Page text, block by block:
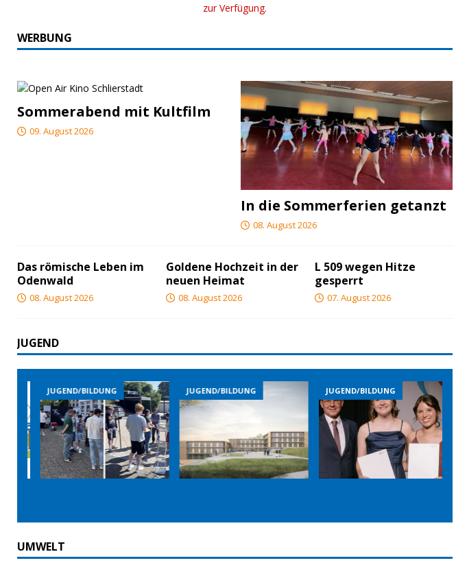
zur Verfügung.
WERBUNG
Sommerabend mit Kultfilm
09. August 2026
In die Sommerferien getanzt
08. August 2026
Das römische Leben im
Odenwald
08. August 2026
Goldene Hochzeit in der
neuen Heimat
08. August 2026
L 509 wegen Hitze
gesperrt
07. August 2026
JUGEND
JUGEND/BILDUNG JUGEND/BILDUNG JUGEND/BILDUNG
UMWELT